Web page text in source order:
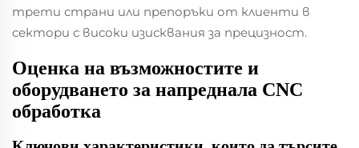
трети страни или препоръки от клиенти в
сектори с високи изисквания за прецизност.
Оценка на възможностите и
оборудването за напреднала CNC
обработка